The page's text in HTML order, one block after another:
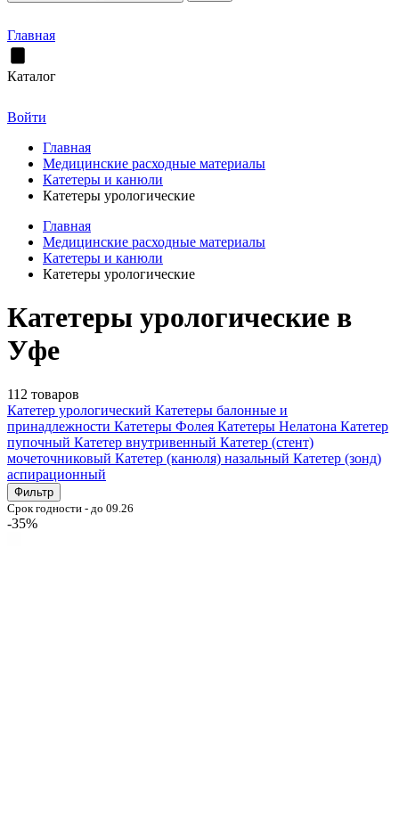
Главная
Каталог
Войти
Главная
Медицинские расходные материалы
Катетеры и канюли
Катетеры урологические
Главная
Медицинские расходные материалы
Катетеры и канюли
Катетеры урологические
Катетеры урологические в
Уфе
112 товаров
Катетер урологический Катетеры балонные и
принадлежности Катетеры Фолея Катетеры Нелатона Катетер
пупочный Катетер внутривенный Катетер (стент)
мочеточниковый Катетер (канюля) назальный Катетер (зонд)
аспирационный
Фильтр
Срок годности - до 09.26
-35%